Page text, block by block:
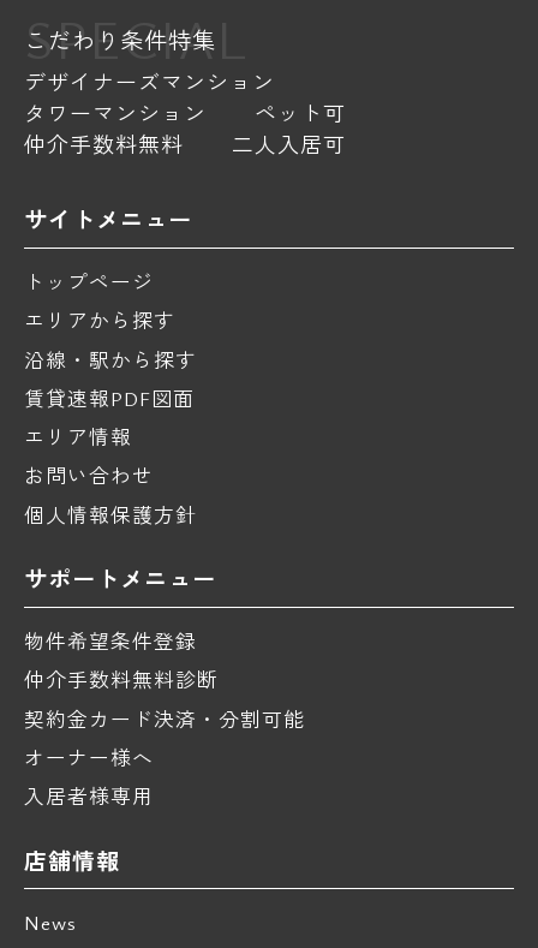
SPECIAL
こだわり条件特集
デザイナーズマンション
タワーマンション
ペット可
仲介手数料無料
二人入居可
サイトメニュー
トップページ
エリアから探す
沿線・駅から探す
賃貸速報PDF図面
エリア情報
お問い合わせ
個人情報保護方針
サポートメニュー
物件希望条件登録
仲介手数料無料診断
契約金カード決済・分割可能
オーナー様へ
入居者様専用
店舗情報
News